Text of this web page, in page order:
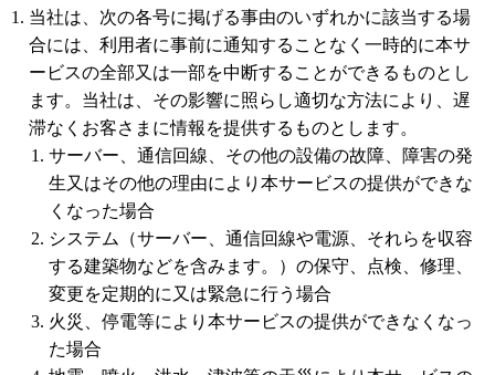
当社は、次の各号に掲げる事由のいずれかに該当する場
合には、利用者に事前に通知することなく一時的に本サ
ービスの全部又は一部を中断することができるものとし
ます。当社は、その影響に照らし適切な方法により、遅
滞なくお客さまに情報を提供するものとします。
サーバー、通信回線、その他の設備の故障、障害の発
生又はその他の理由により本サービスの提供ができな
くなった場合
システム（サーバー、通信回線や電源、それらを収容
する建築物などを含みます。）の保守、点検、修理、
変更を定期的に又は緊急に行う場合
火災、停電等により本サービスの提供ができなくなっ
た場合